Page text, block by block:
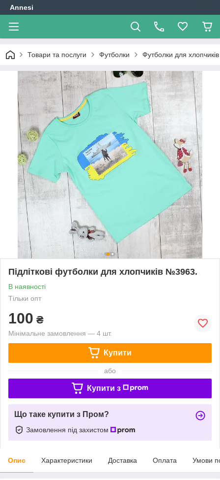
Annesi
Товари та послуги Футболки Футболки для хлопчиків
Підліткові футболки для хлопчиків №3963.
В наявності
Тільки опт
100 ₴
Мінімальне замовлення — 4 шт.
Купити
або
Купити з
Що таке купити з Пром?
Замовлення під захистом
Опис Характеристики Доставка Оплата Умови